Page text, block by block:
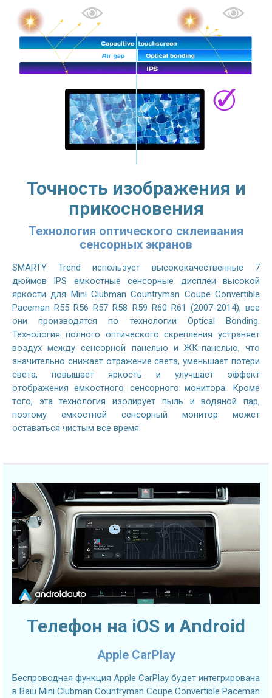
Точность изображения и
прикосновения
Технология оптического склеивания
сенсорных экранов
SMARTY Trend использует высококачественные 7
дюймов IPS емкостные сенсорные дисплеи высокой
яркости для Mini Clubman Countryman Coupe Convertible
Paceman R55 R56 R57 R58 R59 R60 R61 (2007-2014), все
они производятся по технологии Optical Bonding.
Технология полного оптического скрепления устраняет
воздух между сенсорной панелью и ЖК-панелью, что
значительно снижает отражение света, уменьшает потери
света, повышает яркость и улучшает эффект
отображения емкостного сенсорного монитора. Кроме
того, эта технология изолирует пыль и водяной пар,
поэтому емкостной сенсорный монитор может
оставаться чистым все время.
Телефон на iOS и Android
Apple CarPlay
Беспроводная функция Apple CarPlay будет интегрирована
в Ваш Mini Clubman Countryman Coupe Convertible Paceman